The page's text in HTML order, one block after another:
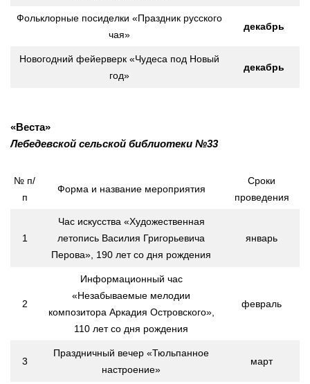
Фольклорные посиделки «Праздник русского
чая»
декабрь
Новогодний фейерверк «Чудеса под Новый
год»
декабрь
«Веста»
Лебедевской сельской библиотеки №33
№ п/
п
Форма и название мероприятия
Сроки
проведения
1
Час искусства «Художественная
летопись Василия Григорьевича
Перова», 190 лет со дня рождения
январь
2
Информационный час
«Незабываемые мелодии
композитора Аркадия Островского»,
110 лет со дня рождения
февраль
3
Праздничный вечер «Тюльпанное
настроение»
март